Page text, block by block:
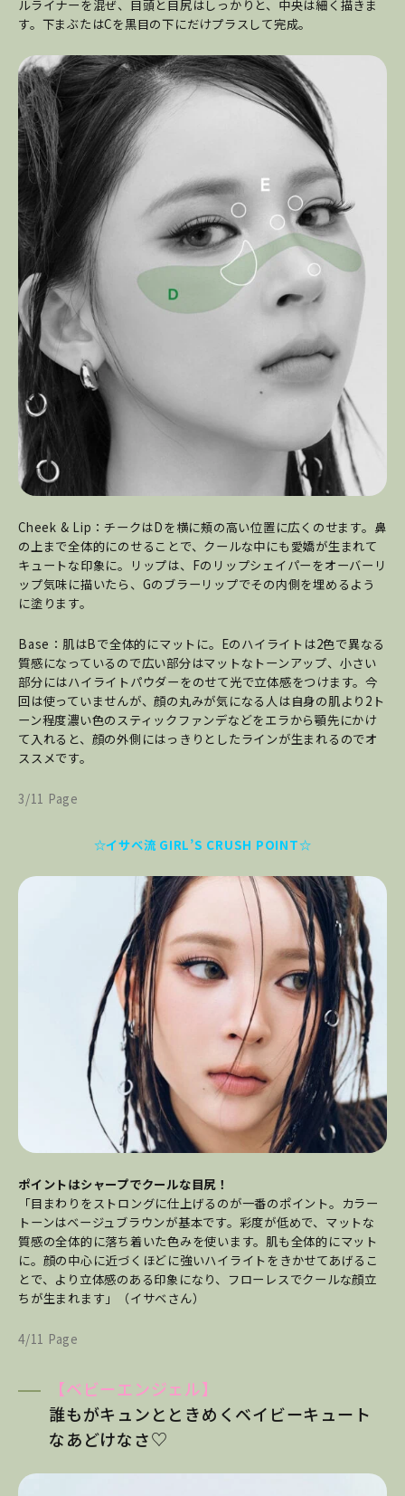
ルライナーを混ぜ、目頭と目尻はしっかりと、中央は細く描きま
す。下まぶたはCを黒目の下にだけプラスして完成。
Cheek & Lip：チークはDを横に頰の高い位置に広くのせます。鼻
の上まで全体的にのせることで、クールな中にも愛嬌が生まれて
キュートな印象に。リップは、Fのリップシェイパーをオーバーリ
ップ気味に描いたら、Gのブラーリップでその内側を埋めるよう
に塗ります。
Base：肌はBで全体的にマットに。Eのハイライトは2色で異なる
質感になっているので広い部分はマットなトーンアップ、小さい
部分にはハイライトパウダーをのせて光で立体感をつけます。今
回は使っていませんが、顔の丸みが気になる人は自身の肌より2ト
ーン程度濃い色のスティックファンデなどをエラから顎先にかけ
て入れると、顔の外側にはっきりとしたラインが生まれるのでオ
ススメです。
3/11 Page
☆イサベ流 GIRL’S CRUSH POINT☆
ポイントはシャープでクールな目尻！
「目まわりをストロングに仕上げるのが一番のポイント。カラー
トーンはベージュブラウンが基本です。彩度が低めで、マットな
質感の全体的に落ち着いた色みを使います。肌も全体的にマット
に。顔の中心に近づくほどに強いハイライトをきかせてあげるこ
とで、より立体感のある印象になり、フローレスでクールな顔立
ちが生まれます」（イサベさん）
4/11 Page
【ベビーエンジェル】
誰もがキュンとときめくベイビーキュート
なあどけなさ♡